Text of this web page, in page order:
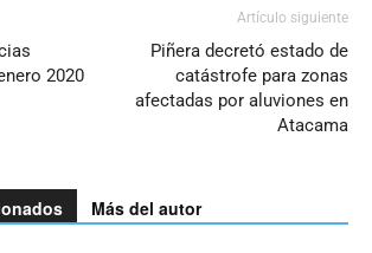
2020
Artículo siguiente
Piñera decretó estado de
catástrofe para zonas
afectadas por aluviones en
Atacama
Más del autor